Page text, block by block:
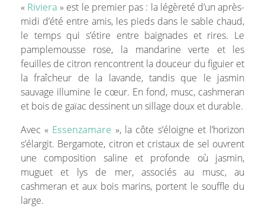
« Riviera » est le premier pas : la légèreté d’un après-
midi d’été entre amis, les pieds dans le sable chaud,
le temps qui s’étire entre baignades et rires. Le
pamplemousse rose, la mandarine verte et les
feuilles de citron rencontrent la douceur du figuier et
la fraîcheur de la lavande, tandis que le jasmin
sauvage illumine le cœur. En fond, musc, cashmeran
et bois de gaïac dessinent un sillage doux et durable.
Avec « Essenzamare », la côte s’éloigne et l’horizon
s’élargit. Bergamote, citron et cristaux de sel ouvrent
une composition saline et profonde où jasmin,
muguet et lys de mer, associés au musc, au
cashmeran et aux bois marins, portent le souffle du
large.